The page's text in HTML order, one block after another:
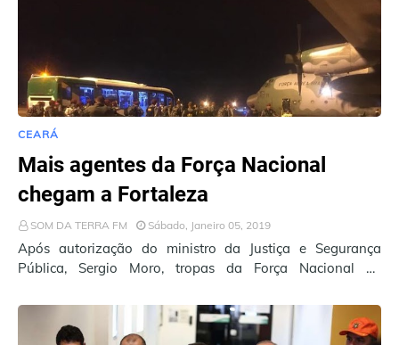
CEARÁ
Mais agentes da Força Nacional
chegam a Fortaleza
SOM DA TERRA FM Sábado, Janeiro 05, 2019
Após autorização do ministro da Justiça e Segurança
Pública, Sergio Moro, tropas da Força Nacional de